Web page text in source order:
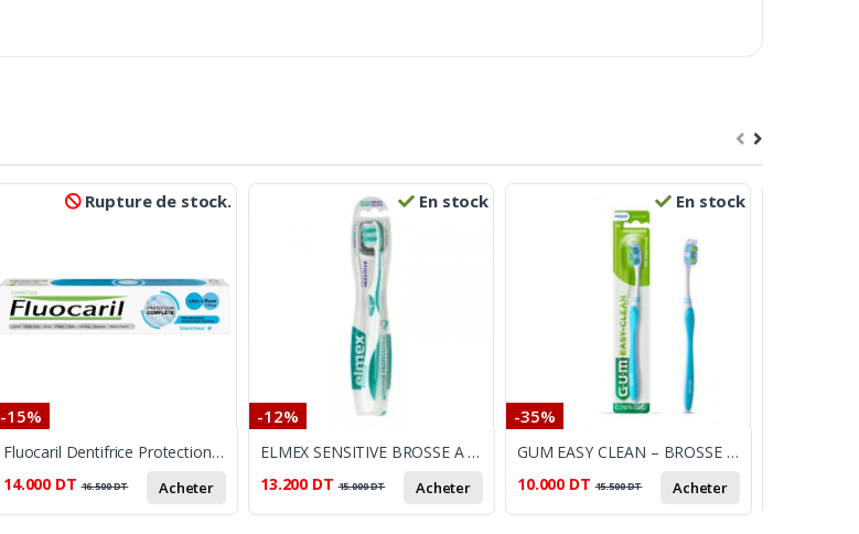
Rupture de stock.
-15%
Fluocaril Dentifrice Protection Complete Blancheur
14.000 DT 16.500DT Acheter
En stock
-12%
ELMEX SENSITIVE BROSSE A DENTS EXTRA SOUPLE
13.200 DT 15.000DT Acheter
En stock
-35%
GUM EASY CLEAN – BROSSE À DENTS MEDIUM 135
10.000 DT 15.500DT Acheter